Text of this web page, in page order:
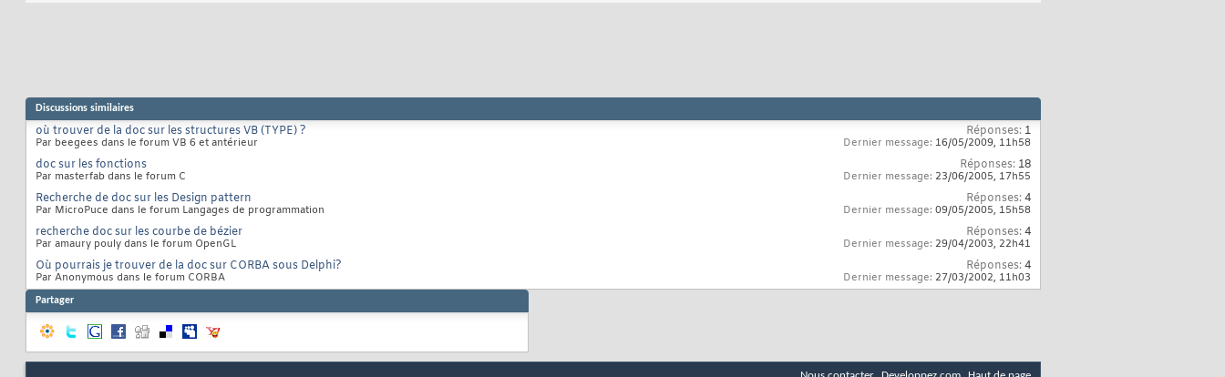
Discussions similaires
où trouver de la doc sur les structures VB (TYPE) ?
Par beegees dans le forum VB 6 et antérieur
Réponses: 1
Dernier message: 16/05/2009, 11h58
doc sur les fonctions
Par masterfab dans le forum C
Réponses: 18
Dernier message: 23/06/2005, 17h55
Recherche de doc sur les Design pattern
Par MicroPuce dans le forum Langages de programmation
Réponses:4
Dernier message: 09/05/2005, 15h58
recherche doc sur les courbe de bézier
Par amaury pouly dans le forum OpenGL
Réponses:4
Dernier message: 29/04/2003, 22h41
Où pourrais je trouver de la doc sur CORBA sous Delphi?
Par Anonymous dans le forum CORBA
Réponses:4
Dernier message: 27/03/2002, 11h03
Partager